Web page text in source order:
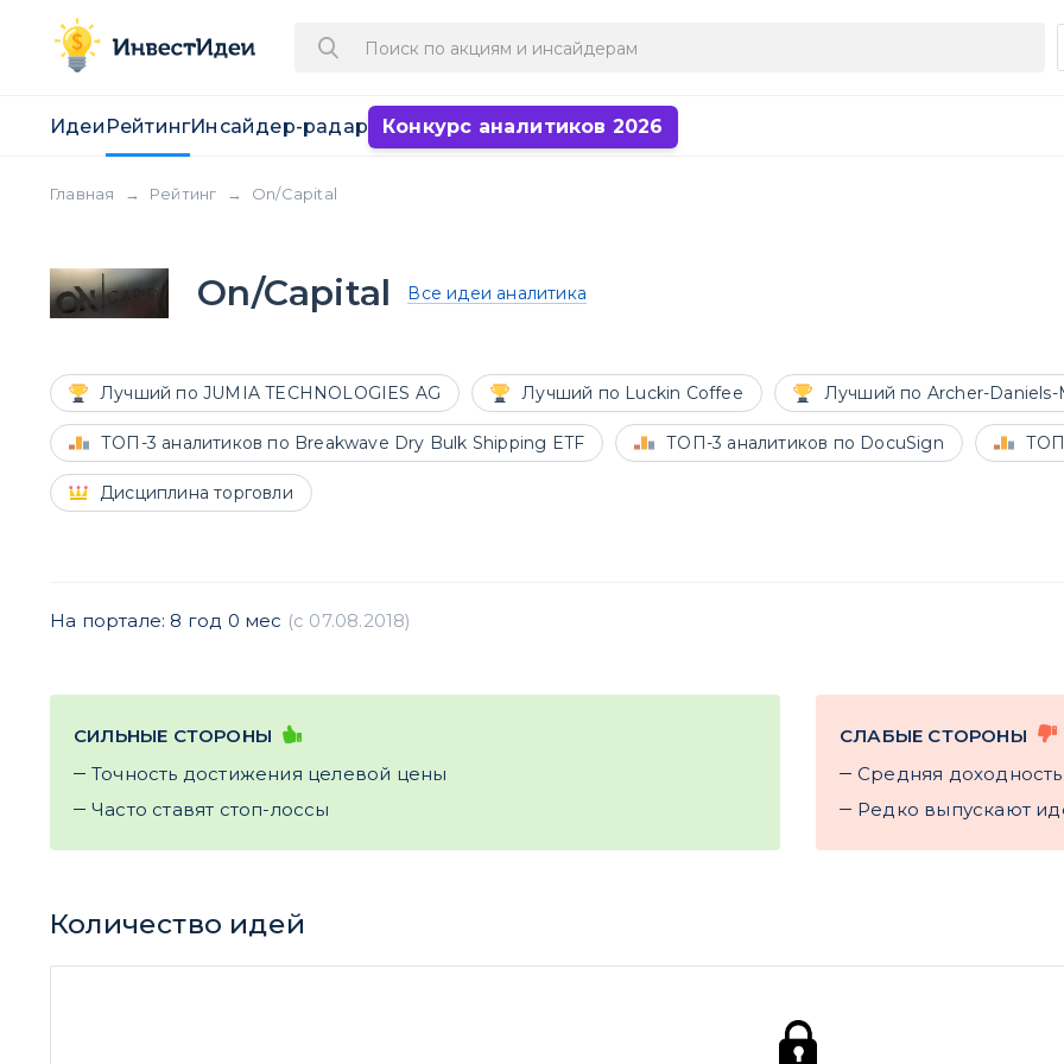
Идеи РейтингИнсайдер-радар Конкурс аналитиков 2026
Главная → Рейтинг → On/Capital
On/Capital Все идеи аналитика
Лучший по JUMIA TECHNOLOGIES AG Лучший по Luckin Coffee Лучший по Archer-Daniels-
ТОП-3 аналитиков по Breakwave Dry Bulk Shipping ETF ТОП-3 аналитиков по DocuSign
Дисциплина торговли
На портале: 8 год 0 мес (c 07.08.2018)
СИЛЬНЫЕ СТОРОНЫ
Точность достижения целевой цены
Часто ставят стоп-лоссы
СЛАБЫЕ СТОРОНЫ
Cредняя доходность
Редко выпускают
Количество идей